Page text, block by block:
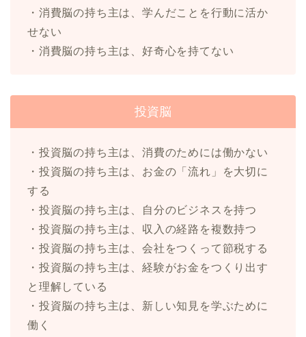
・消費脳の持ち主は、学んだことを行動に活か
せない
・消費脳の持ち主は、好奇心を持てない
投資脳
・投資脳の持ち主は、消費のためには働かない
・投資脳の持ち主は、お金の「流れ」を大切に
する
・投資脳の持ち主は、自分のビジネスを持つ
・投資脳の持ち主は、収入の経路を複数持つ
・投資脳の持ち主は、会社をつくって節税する
・投資脳の持ち主は、経験がお金をつくり出す
と理解している
・投資脳の持ち主は、新しい知見を学ぶために
働く